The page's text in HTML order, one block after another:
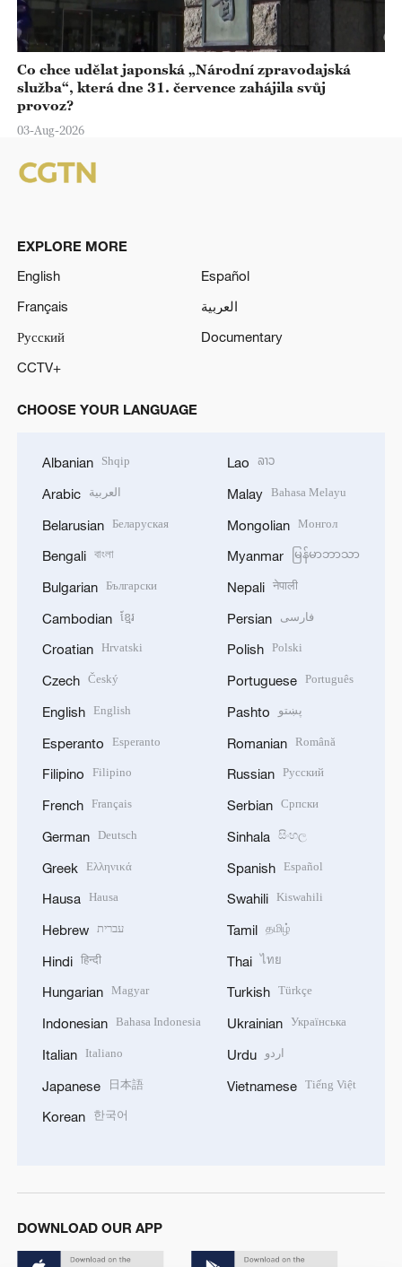
Co chce udělat japonská „Národní zpravodajská
služba“, která dne 31. července zahájila svůj
provoz?
03-Aug-2026
EXPLORE MORE
English
Español
Français
العربية
Русский
Documentary
CCTV+
CHOOSE YOUR LANGUAGE
Albanian Shqip
Arabic العربية
Belarusian Беларуская
Bengali বাংলা
Bulgarian Български
Cambodian ខ្មែរ
Croatian Hrvatski
Czech Český
English English
Esperanto Esperanto
Filipino Filipino
French Français
German Deutsch
Greek Ελληνικά
Hausa Hausa
Hebrew עברית
Hindi हिन्दी
Hungarian Magyar
Indonesian Bahasa Indonesia
Italian Italiano
Japanese 日本語
Korean 한국어
Lao ລາວ
Malay Bahasa Melayu
Mongolian Монгол
Myanmar မြန်မာဘာသာ
Nepali नेपाली
Persian فارسی
Polish Polski
Portuguese Português
Pashto پښتو
Romanian Română
Russian Русский
Serbian Српски
Sinhala සිංහල
Spanish Español
Swahili Kiswahili
Tamil தமிழ்
Thai ไทย
Turkish Türkçe
Ukrainian Українська
Urdu اردو
Vietnamese Tiếng Việt
DOWNLOAD OUR APP